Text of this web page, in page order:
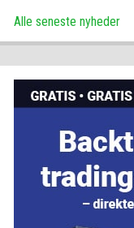
Alle seneste nyheder